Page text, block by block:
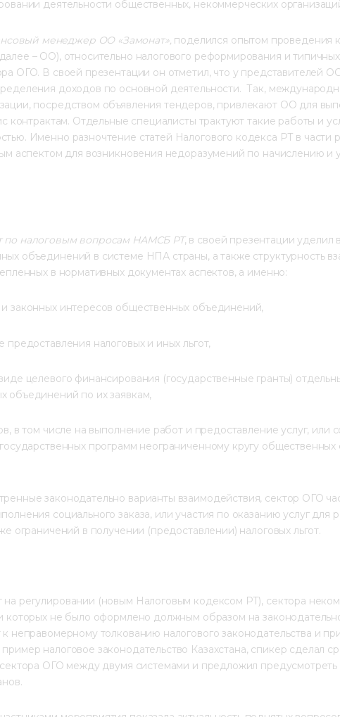
деятельности общественных, некоммерческих
менеджер ОО «Замонат», поделился опытом проведения
– ОО), относительно налогового реформирования и
ОГО. В своей презентации он отметил, что у представителей
доходов по основной деятельности.  Так,
посредством объявления тендеров, привлекают ОО для
контрактам. Отдельные специалисты трактуют такие работы и
Именно разночтение статей Налогового кодекса РТ в части
аспектом для возникновения недоразумений по начислению
по налоговым вопросам НАМСБ РТ, в своей презентации уделил
объединений в системе НПА страны, а также структурность
в нормативных документах аспектов, а именно:
законных интересов общественных объединений,
предоставления налоговых и иных льгот,
целевого финансирования (государственные гранты)
объединений по их заявкам,
в том числе на выполнение работ и предоставление услуг, или
программ неограниченному кругу
законодательно варианты взаимодействия, сектор ОГО
социального заказа, или участия по оказанию услуг для
ограничений в получении (предоставлении) налоговых льгот.
регулировании (новым Налоговым кодексом РТ), сектора
которых не было оформлено должным образом на
неправомерному толкованию налогового законодательства и
налоговое законодательство Казахстана, спикер сделал
ОГО между двумя системами и предложил